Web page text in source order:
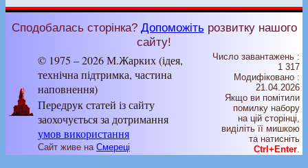
Сподобалась сторінка? Допоможітьрозвитку нашого
сайту!
© 1975 – 2026 М.Жарких (ідея,
технічна підтримка, частина
наповнення)
Передрук статей із сайту
заохочується за дотримання
умов використання
Сайт живе на Смереці
Число завантажень :
1 317
Модифіковано :
21.04.2026
Якщо ви помітили
помилку набору
на цiй сторiнцi,
видiлiть її мишкою
та натисніть
Ctrl+Enter.